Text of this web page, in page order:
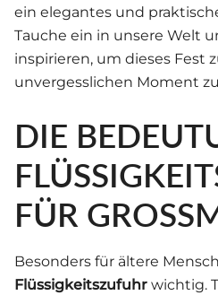
ein elegantes und
Tauche ein in unsere Welt
inspirieren, um dieses Fest
unvergesslichen Moment
DIE
FÜR
Besonders für ältere
Flüssigkeitszufuhr wichtig.